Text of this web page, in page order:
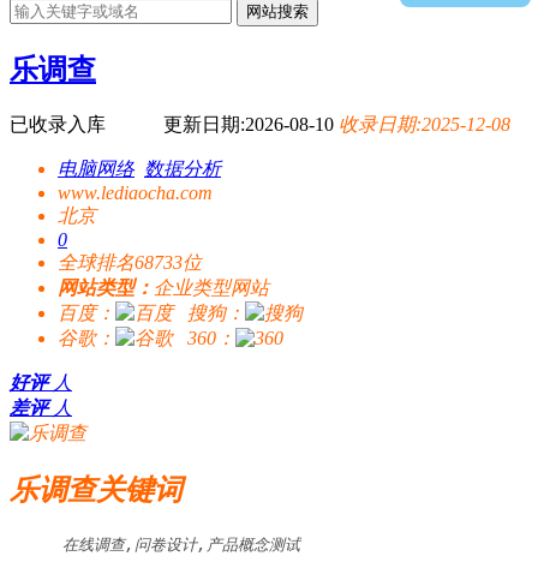
网站搜索
乐调查
已收录入库 更新日期:2026-08-10 收录日期:2025-12-08
电脑网络 数据分析
www.lediaocha.com
北京
0
全球排名68733位
网站类型： 企业类型网站
百度：
搜狗：
谷歌：
360：
好评 人
差评 人
乐调查关键词
在线调查,问卷设计,产品概念测试